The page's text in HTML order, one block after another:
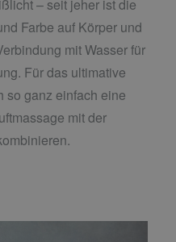
– seit jeher ist die
Farbe auf Körper und
mit Wasser für
Für das ultimative
so ganz einfach eine
mit der